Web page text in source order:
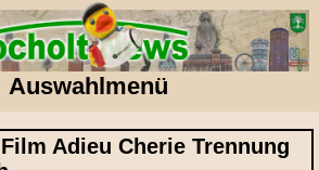
Auswahlmenü
Adieu Cherie Trennung